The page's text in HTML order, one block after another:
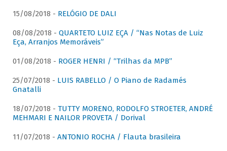
15/08/2018 - RELÓGIO DE DALI
08/08/2018 - QUARTETO LUIZ EÇA / “Nas Notas de Luiz
Eça, Arranjos Memoráveis”
01/08/2018 - ROGER HENRI / “Trilhas da MPB”
25/07/2018 - LUIS RABELLO / O Piano de Radamés
Gnatalli
18/07/2018 - TUTTY MORENO, RODOLFO STROETER, ANDRÉ
MEHMARI E NAILOR PROVETA / Dorival
11/07/2018 - ANTONIO ROCHA / Flauta brasileira